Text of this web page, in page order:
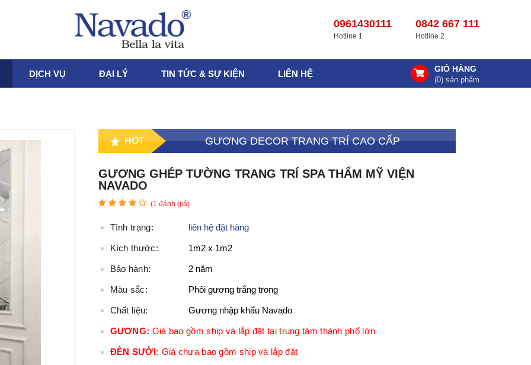
0961430111
Hotline 1
0842 667 111
Hotline 2
DỊCH VỤ ĐẠI LÝ TIN TỨC & SỰ KIỆN LIÊN HỆ GIỎ HÀNG
(0) sản phẩm
HOT GƯƠNG DECOR TRANG TRÍ CAO CẤP
GƯƠNG GHÉP TƯỜNG TRANG TRÍ SPA THẨM MỸ VIỆN
NAVADO
(1 đánh giá)
Tình trạng: liên hệ đặt hàng
Kích thước: 1m2 x 1m2
Bảo hành: 2 năm
Màu sắc: Phôi gương trắng trong
Chất liệu: Gương nhập khẩu Navado
GƯƠNG: Giá bao gồm ship và lắp đặt tại trung tâm thành phố lớn
ĐÈN SƯỞI: Giá chưa bao gồm ship và lắp đặt